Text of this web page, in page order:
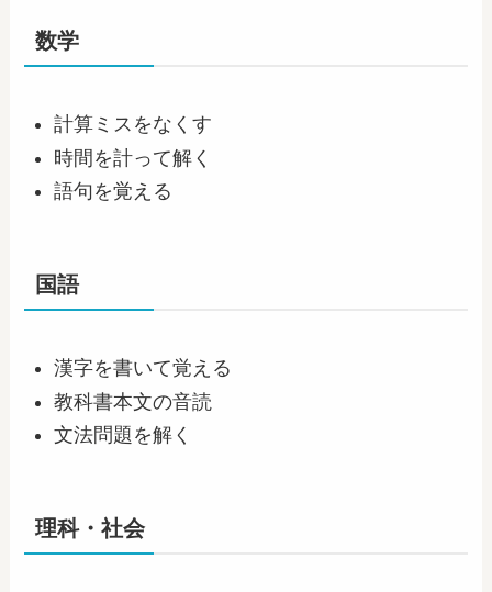
数学
計算ミスをなくす
時間を計って解く
語句を覚える
国語
漢字を書いて覚える
教科書本文の音読
文法問題を解く
理科・社会